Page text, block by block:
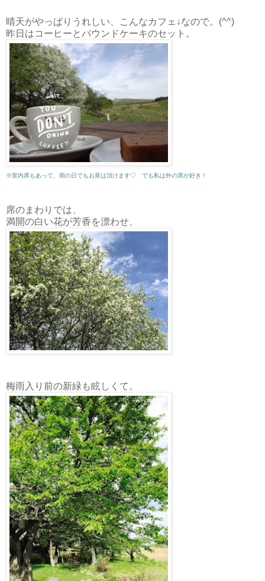
晴天がやっぱりうれしい、こんなカフェ↓なので。(^^)
昨日はコーヒーとパウンドケーキのセット。
※室内席もあって、雨の日でもお茶は頂けます♡ でも私は外の席が好き！
席のまわりでは、
満開の白い花が芳香を漂わせ、
梅雨入り前の新緑も眩しくて。